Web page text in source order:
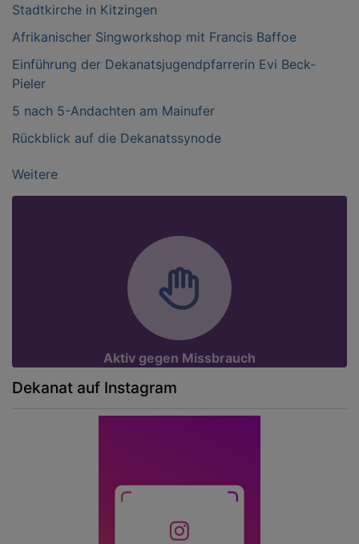
Stadtkirche in Kitzingen
Afrikanischer Singworkshop mit Francis Baffoe
Einführung der Dekanatsjugendpfarrerin Evi Beck-
Pieler
5 nach 5-Andachten am Mainufer
Rückblick auf die Dekanatssynode
Weitere
Aktiv gegen Missbrauch
Dekanat auf Instagram